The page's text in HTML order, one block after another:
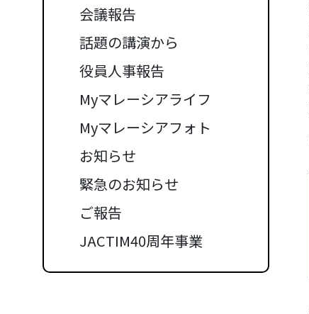
会議報告
話題の講演から
役員人事報告
Myマレーシアライフ
Myマレーシアフォト
お知らせ
緊急のお知らせ
ご報告
JACTIM40周年事業